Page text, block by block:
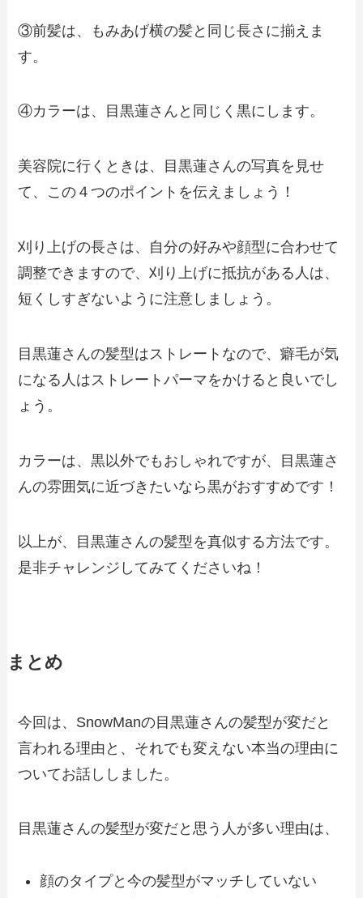
③前髪は、もみあげ横の髪と同じ長さに揃えま
す。
④カラーは、目黒蓮さんと同じく黒にします。
美容院に行くときは、目黒蓮さんの写真を見せ
て、この４つのポイントを伝えましょう！
刈り上げの長さは、自分の好みや顔型に合わせて
調整できますので、刈り上げに抵抗がある人は、
短くしすぎないように注意しましょう。
目黒蓮さんの髪型はストレートなので、癖毛が気
になる人はストレートパーマをかけると良いでし
ょう。
カラーは、黒以外でもおしゃれですが、目黒蓮さ
んの雰囲気に近づきたいなら黒がおすすめです！
以上が、目黒蓮さんの髪型を真似する方法です。
是非チャレンジしてみてくださいね！
まとめ
今回は、SnowManの目黒蓮さんの髪型が変だと
言われる理由と、それでも変えない本当の理由に
ついてお話ししました。
目黒蓮さんの髪型が変だと思う人が多い理由は、
顔のタイプと今の髪型がマッチしていない